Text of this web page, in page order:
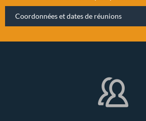
Coordonnées et dates de réunions